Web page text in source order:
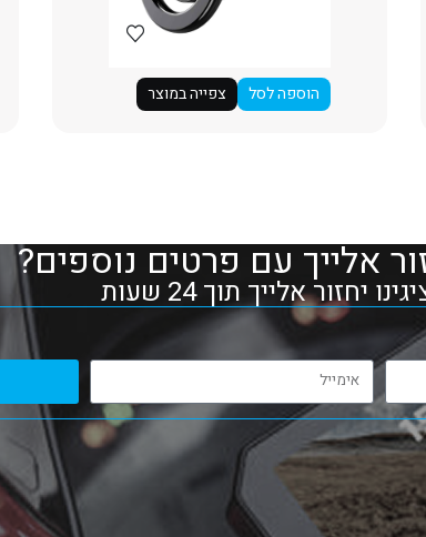
הוספה לסל צפייה במוצר
אלייך עם פרטים נוספים?
אלייך תוך 24 שעות